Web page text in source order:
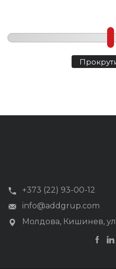
+373 (22) 93-00-12
info@addgrup.com
Молдова, Кишинев,